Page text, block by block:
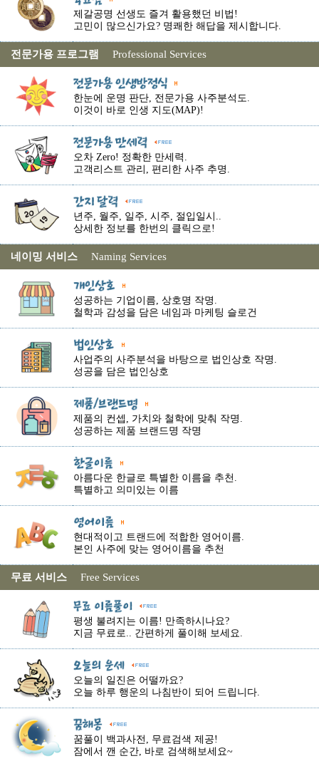
제갈공명 선생도 즐겨 활용했던 비법!
고민이 많으신가요? 명쾌한 해답을 제시합니다.
전문가용 프로그램 Professional Services
한눈에 운명 판단, 전문가용 사주분석도.
이것이 바로 인생 지도(MAP)!
오차 Zero! 정확한 만세력.
고객리스트 관리, 편리한 사주 추명.
년주, 월주, 일주, 시주, 절입일시..
상세한 정보를 한번의 클릭으로!
네이밍 서비스 Naming Services
성공하는 기업이름, 상호명 작명.
철학과 감성을 담은 네임과 마케팅 슬로건
사업주의 사주분석을 바탕으로 법인상호 작명.
성공을 담은 법인상호
제품의 컨셉, 가치와 철학에 맞춰 작명.
성공하는 제품 브랜드명 작명
아름다운 한글로 특별한 이름을 추천.
특별하고 의미있는 이름
현대적이고 트랜드에 적합한 영어이름.
본인 사주에 맞는 영어이름을 추천
무료 서비스 Free Services
평생 불려지는 이름! 만족하시나요?
지금 무료로.. 간편하게 풀이해 보세요.
오늘의 일진은 어떨까요?
오늘 하루 행운의 나침반이 되어 드립니다.
꿈풀이 백과사전, 무료검색 제공!
잠에서 깬 순간, 바로 검색해보세요~